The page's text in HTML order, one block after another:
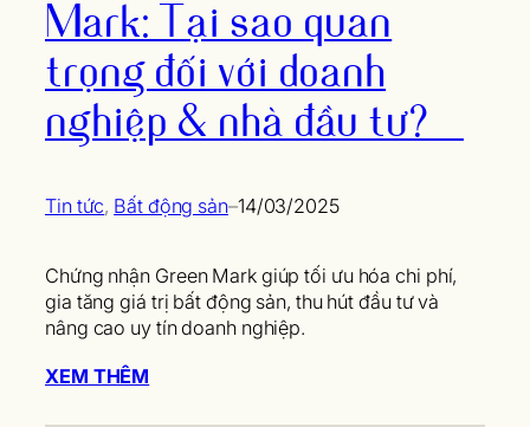
Mark: Tại sao quan
trọng đối với doanh
nghiệp & nhà đầu tư?
Tin tức, Bất động sản–14/03/2025
Chứng nhận Green Mark giúp tối ưu hóa chi phí,
gia tăng giá trị bất động sản, thu hút đầu tư và
nâng cao uy tín doanh nghiệp.
XEM THÊM